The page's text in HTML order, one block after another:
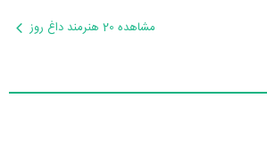
مشاهده 20 هنرمند داغ روز